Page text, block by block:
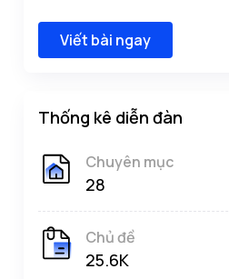
Viết bài ngay
Thống kê diễn đàn
Chuyên mục
28
Chủ đề
25.6K